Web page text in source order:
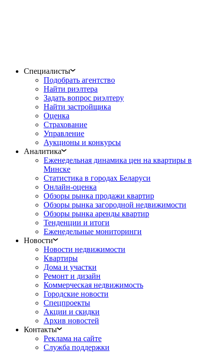
Специалисты
Подобрать агентство
Найти риэлтера
Задать вопрос риэлтеру
Найти застройщика
Оценка
Страхование
Управление
Аукционы и конкурсы
Аналитика
Еженедельная динамика цен на квартиры в
Минске
Статистика в городах Беларуси
Онлайн-оценка
Обзоры рынка продажи квартир
Обзоры рынка загородной недвижимости
Обзоры рынка аренды квартир
Тенденции и итоги
Еженедельные мониторинги
Новости
Новости недвижимости
Квартиры
Дома и участки
Ремонт и дизайн
Коммерческая недвижимость
Городские новости
Спецпроекты
Акции и скидки
Архив новостей
Контакты
Реклама на сайте
Служба поддержки